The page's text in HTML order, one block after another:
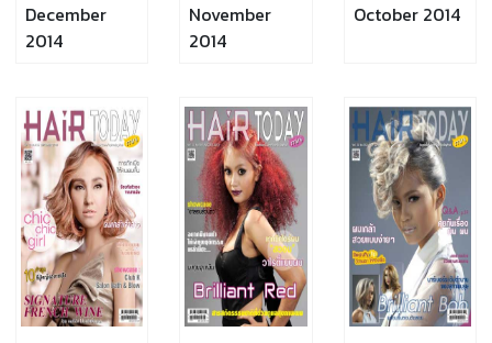
December
2014
November
2014
October 2014